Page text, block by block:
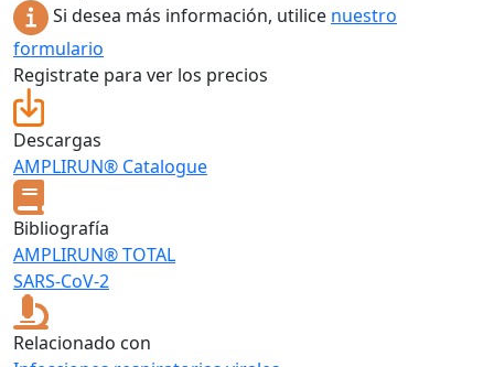
Si desea más información, utilice nuestro
formulario
Registrate para ver los precios
Descargas
AMPLIRUN® Catalogue
Bibliografía
AMPLIRUN® TOTAL
SARS-CoV-2
Relacionado con